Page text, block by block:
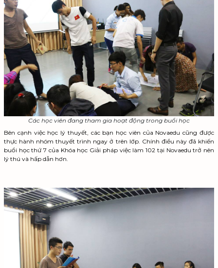
Các học viên đang tham gia hoạt động trong buổi học
Bên cạnh việc học lý thuyết, các bạn học viên của Novaedu cũng được
thực hành nhóm thuyết trình ngay ở trên lớp. Chính điều này đã khiến
buổi học thứ 7 của Khóa học Giải pháp việc làm 102 tại Novaedu trở nên
lý thú và hấp dẫn hơn.